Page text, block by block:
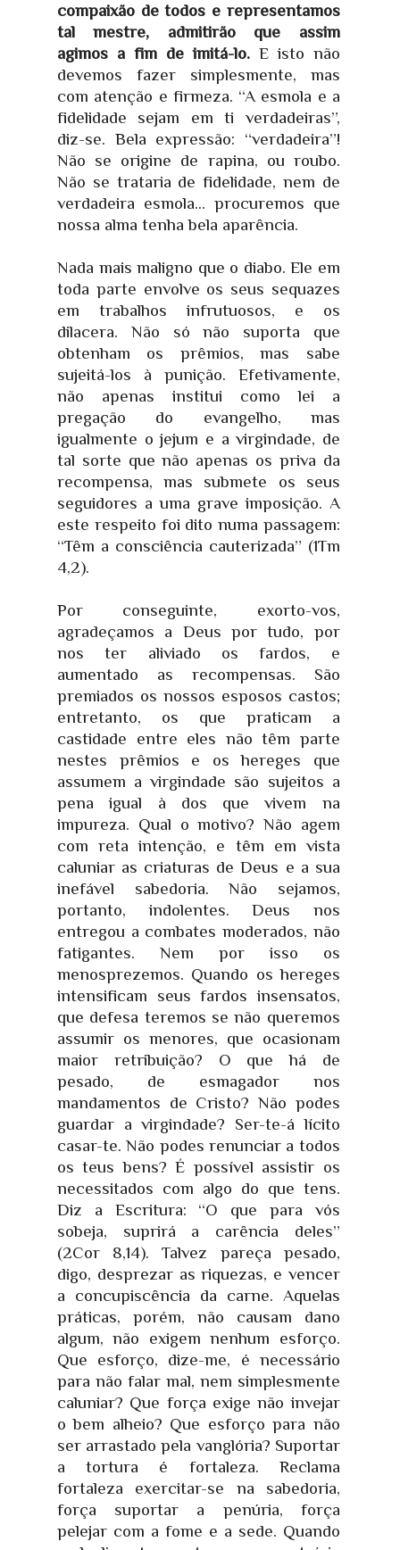
compaixão de todos e representamos
tal mestre, admitirão que assim
agimos a fim de imitá-lo.E isto não
devemos fazer simplesmente, mas
com atenção e firmeza. “A esmola e a
fidelidade sejam em ti verdadeiras”,
diz-se. Bela expressão: “verdadeira”!
Não se origine de rapina, ou roubo.
Não se trataria de fidelidade, nem de
verdadeira esmola... procuremos que
nossa alma tenha bela aparência.
Nada mais maligno que o diabo. Ele em
toda parte envolve os seus sequazes
em trabalhos infrutuosos, e os
dilacera. Não só não suporta que
obtenham os prêmios, mas sabe
sujeitá-los à punição. Efetivamente,
não apenas institui como lei a
pregação do evangelho, mas
igualmente o jejum e a virgindade, de
tal sorte que não apenas os priva da
recompensa, mas submete os seus
seguidores a uma grave imposição. A
este respeito foi dito numa passagem:
“Têm a consciência cauterizada” (1Tm
4,2).
Por conseguinte, exorto-vos,
agradeçamos a Deus por tudo, por
nos ter aliviado os fardos, e
aumentado as recompensas. São
premiados os nossos esposos castos;
entretanto, os que praticam a
castidade entre eles não têm parte
nestes prêmios e os hereges que
assumem a virgindade são sujeitos a
pena igual à dos que vivem na
impureza. Qual o motivo? Não agem
com reta intenção, e têm em vista
caluniar as criaturas de Deus e a sua
inefável sabedoria. Não sejamos,
portanto, indolentes. Deus nos
entregou a combates moderados, não
fatigantes. Nem por isso os
menosprezemos. Quando os hereges
intensificam seus fardos insensatos,
que defesa teremos se não queremos
assumir os menores, que ocasionam
maior retribuição? O que há de
pesado, de esmagador nos
mandamentos de Cristo? Não podes
guardar a virgindade? Ser-te-á lícito
casar-te. Não podes renunciar a todos
os teus bens? É possível assistir os
necessitados com algo do que tens.
Diz a Escritura: “O que para vós
sobeja, suprirá a carência deles”
(2Cor 8,14). Talvez pareça pesado,
digo, desprezar as riquezas, e vencer
a concupiscência da carne. Aquelas
práticas, porém, não causam dano
algum, não exigem nenhum esforço.
Que esforço, dize-me, é necessário
para não falar mal, nem simplesmente
caluniar? Que força exige não invejar
o bem alheio? Que esforço para não
ser arrastado pela vanglória? Suportar
a tortura é fortaleza. Reclama
fortaleza exercitar-se na sabedoria,
força suportar a penúria, força
pelejar com a fome e a sede. Quando